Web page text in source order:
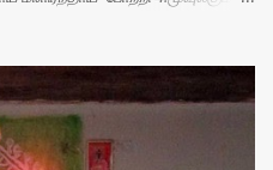
பெருக்காய் பொலிந்தாய்